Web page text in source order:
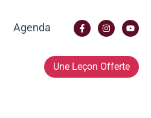
Agenda
Une Leçon Offerte